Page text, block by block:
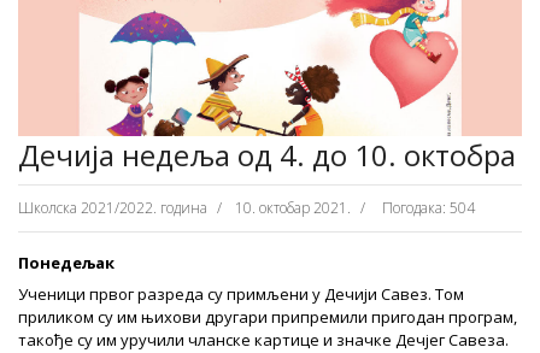
Дечија недеља од 4. до 10. октобра
Школска 2021/2022. година 10. октобар 2021. Погодака: 504
Понедељак
Ученици првог разреда су примљени у Дечији Савез. Том
приликом су им њихови другари припремили пригодан програм,
такође су им уручили чланске картице и значке Дечјег Савеза.